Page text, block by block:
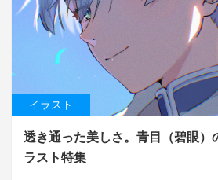
イラスト
透き通った美しさ。青目（碧眼）
ラスト特集